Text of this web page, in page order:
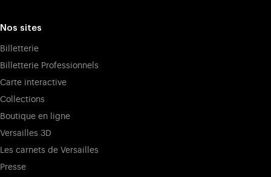
Nos sites
Billetterie
Billetterie Professionnels
Carte interactive
Collections
Boutique en ligne
Versailles 3D
Les carnets de Versailles
Presse